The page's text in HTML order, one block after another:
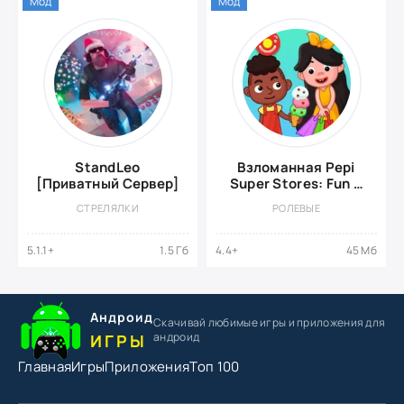
StandLeo
[Приватный Сервер]
СТРЕЛЯЛКИ
5.1.1+ 1.5 Гб
Взломанная Pepi
Super Stores: Fun &
РОЛЕВЫЕ
4.4+ 45 Мб
Андроид
ИГРЫ
Скачивай любимые игрыи приложения для
андроид
ГлавнаяИгрыПриложенияТоп 100